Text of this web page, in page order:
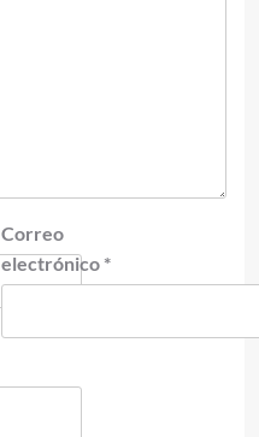
Correo
electrónico *